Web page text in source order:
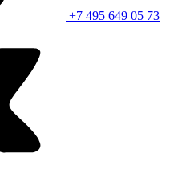
+7 495 649 05 73